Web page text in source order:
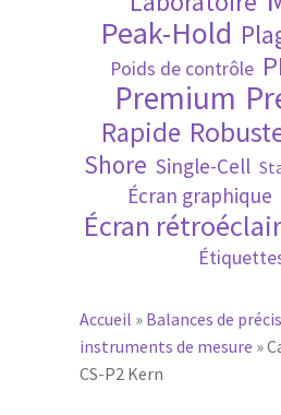
Peak-Hold
Poids de contrôle
Premium
Rapide
Shore Single-Cell
Écran graphique
Écran
Accueil » Balances de
instruments de mesure »
CS-P2 Kern